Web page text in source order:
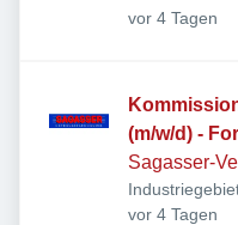
Burgebrach,
Veröffentlicht
vor 4 Tagen
(m/w/d) -
Sagasser-
91301
Veröffentlicht
vor 4 Tagen